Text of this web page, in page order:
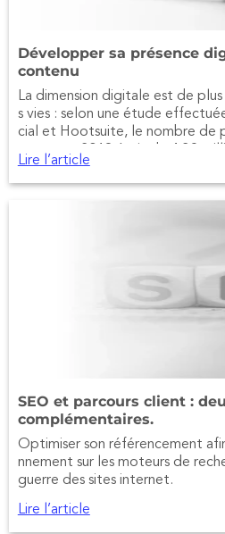
Développer sa présence
contenu
La dimension digitale est de
s vies : selon une étude
cial et Hootsuite, le nombre de
ternet en 2018 était de 4,39
ar rapport à 2017.
Lire l’article
SEO et parcours client :
complémentaires.
Optimiser son référencement
nnement sur les moteurs de
guerre des sites internet.
Lire l’article